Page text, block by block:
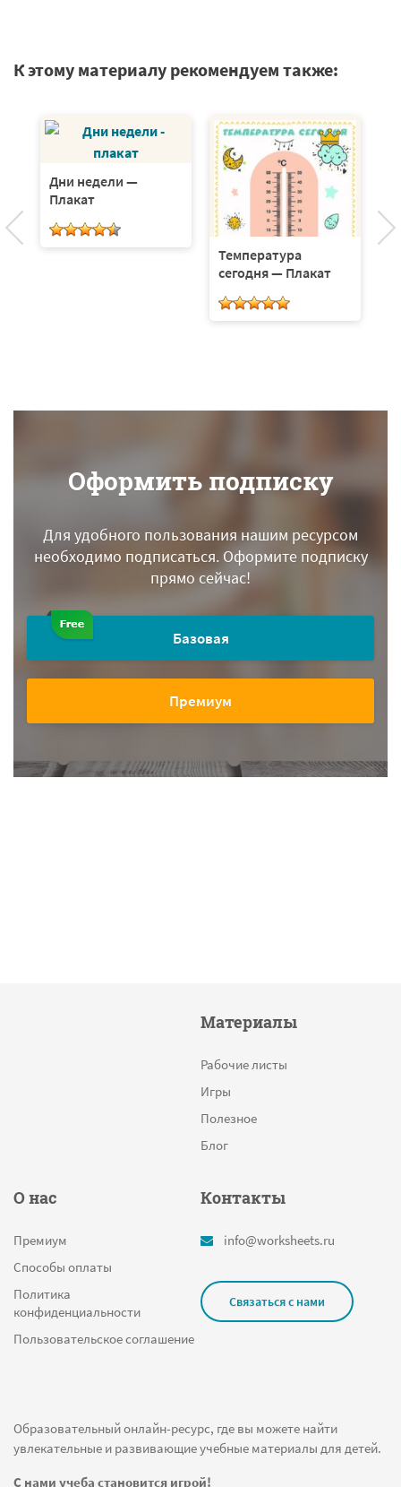
К этому материалу рекомендуем также:
Дни недели —
Плакат
Температура
сегодня — Плакат
Оформить подписку
Для удобного пользования нашим ресурсом
необходимо подписаться.Оформите подписку
прямо сейчас!
Базовая
Премиум
Образовательный онлайн-ресурс, где вы можете найти
увлекательные и развивающие учебные материалы для детей.
С нами учеба становится игрой!
Материалы
Рабочие листы
Игры
Полезное
Блог
О нас
Премиум
Способы оплаты
Политика
конфиденциальности
Пользовательское соглашение
Контакты
info@worksheets.ru
Связаться с нами